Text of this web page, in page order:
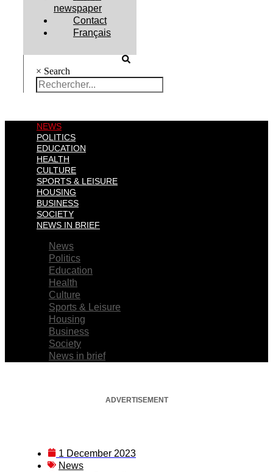
newspaper
Contact
Français
× Search
NEWS
POLITICS
EDUCATION
HEALTH
CULTURE
SPORTS & LEISURE
HOUSING
BUSINESS
SOCIETY
NEWS IN BRIEF
News
Politics
Education
Health
Culture
Sports & Leisure
Housing
Business
Society
News in brief
ADVERTISEMENT
1 December 2023
News